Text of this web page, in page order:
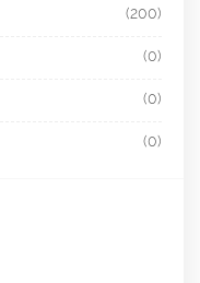
(200)
(0)
(0)
(0)